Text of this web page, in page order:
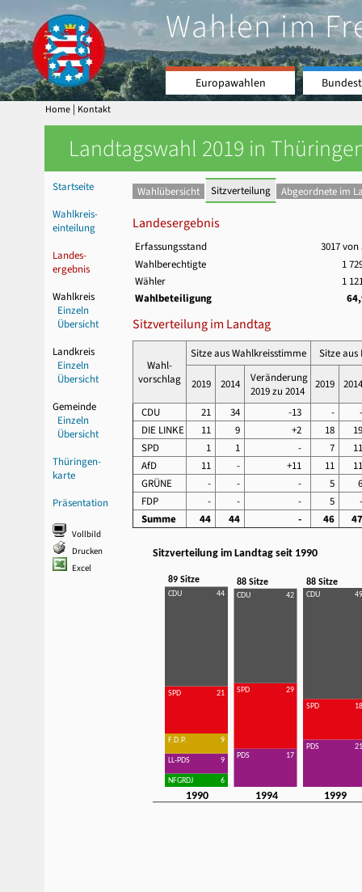
Wahlen im
Europawahlen
Home | Kontakt
Landtagswahl 2019 in
Startseite
Wahlkreis-
einteilung
Landes-
ergebnis
Wahlkreis
Einzeln
Übersicht
Landkreis
Einzeln
Übersicht
Gemeinde
Einzeln
Übersicht
Thüringen-
karte
Präsentation
Vollbild
Drucken
Excel
Wahlübersicht Sitzverteilung Abgeordnete im
Landesergebnis
Erfassungsstand
3017 von
Wahlberechtigte
1
Wähler
1
Wahlbeteiligung
Sitzverteilung im Landtag
Wahl-
vorschlag
Sitze aus Wahlkreisstimme Sitze
2019 2014
Veränderung
2019 zu 2014
2019
CDU 21 34 -13 -
DIE LINKE
11 9 +2 18
SPD
1 1 - 7
AfD
11 - +11 11
GRÜNE
- - - 5
FDP
- - - 5
Summe
44 44 - 46
Sitzverteilung im Landtag seit 1990
1990
NFGRDJ 6
LL-PDS 9
F.D.P. 9
SPD 21
CDU 44
89 Sitze
1994
PDS 17
SPD 29
CDU 42
88 Sitze
1999
PDS
SPD
CDU
88 Sitze